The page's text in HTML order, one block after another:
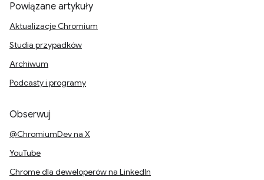
Powiązane artykuły
Aktualizacje Chromium
Studia przypadków
Archiwum
Podcasty i programy
Obserwuj
@ChromiumDev na X
YouTube
Chrome dla deweloperów na LinkedIn